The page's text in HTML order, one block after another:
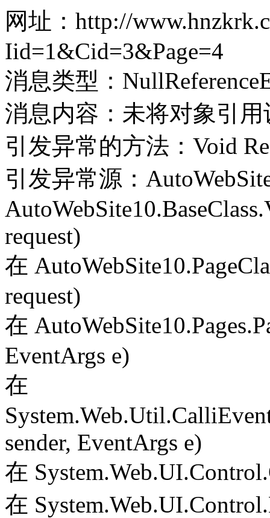
网址：http://
Iid=1&Cid=3&Page=4
消息类型：
消息内容：未将对象引
引发异常的方法：Void
引发异常源：
request)
在
request)
在
EventArgs e)
在
sender, EventArgs e)
在
在